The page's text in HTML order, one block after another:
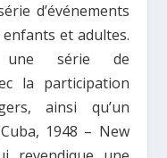
d’événements
enfants et adultes.
une série de
la participation
ainsi qu’un
1948 – New